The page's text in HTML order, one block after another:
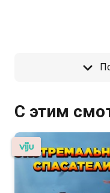
С этим